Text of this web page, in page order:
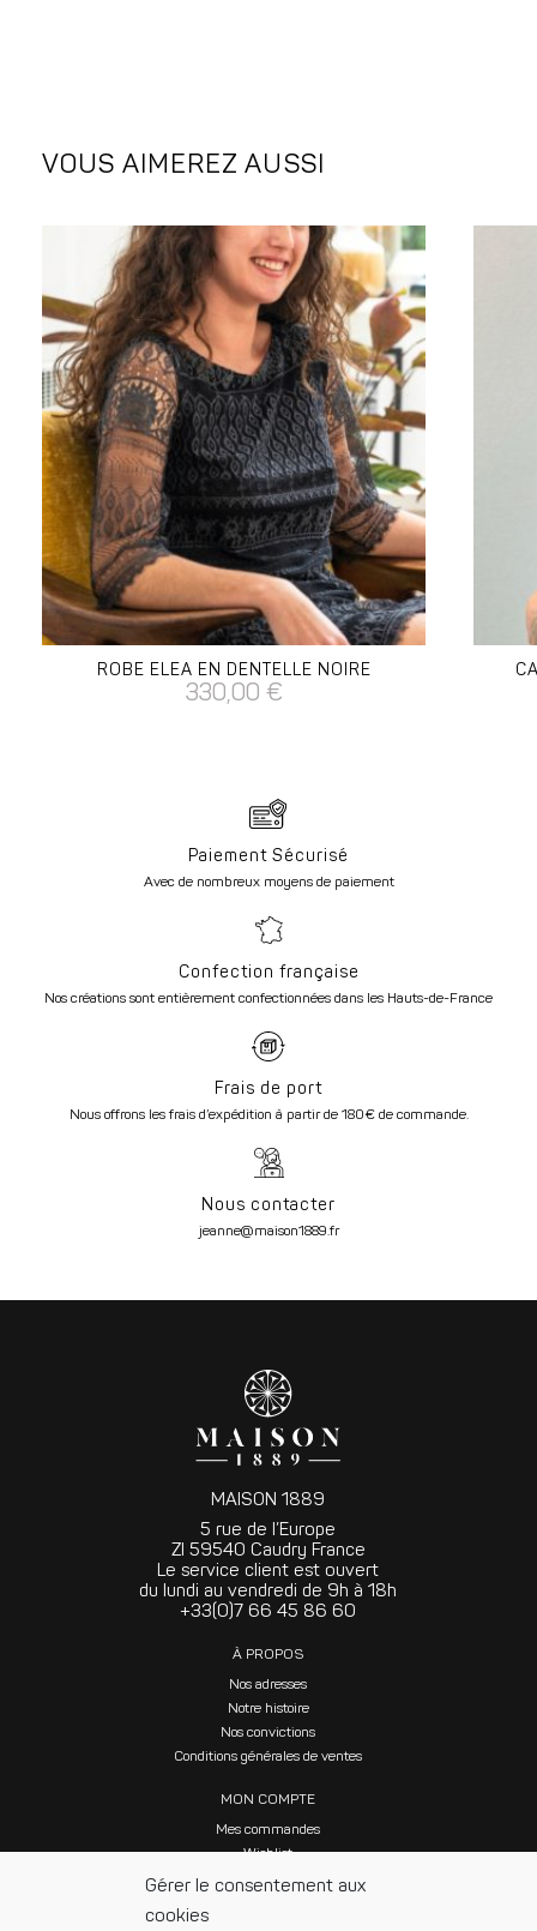
Gérer le consentement aux
cookies
VOUS AIMEREZ AUSSI
ROBE ELEA EN DENTELLE NOIRE
330,00 €
Paiement Sécurisé
Avec de nombreux moyens de paiement
Confection française
Nos créations sont entièrement confectionnées dans les Hauts-de-France
Frais de port
Nous offrons les frais d’expédition à partir de 180€ de commande.
Nous contacter
jeanne@maison1889.fr
MAISON 1889
5 rue de l’Europe
ZI 59540 Caudry France
Le service client est ouvert
du lundi au vendredi de 9h à 18h
+33(0)7 66 45 86 60
À PROPOS
Nos adresses
Notre histoire
Nos convictions
Conditions générales de ventes
MON COMPTE
Mes commandes
Wishlist